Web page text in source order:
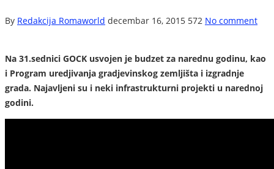
By Redakcija Romaworld decembar 16, 2015 572 No comment
Na 31.sednici GOCK usvojen je budzet za narednu godinu, kao
i Program uredjivanja gradjevinskog zemljišta i izgradnje
grada. Najavljeni su i neki infrastrukturni projekti u narednoj
godini.